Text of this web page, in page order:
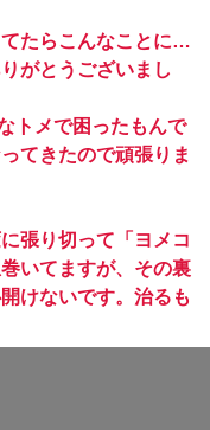
たらこんなことに…
がとうございまし
トメで困ったもんで
てきたので頑張りま
張り切って「ヨメコ
いてますが、その裏
けないです。治るも